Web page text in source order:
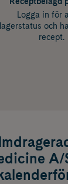
Logga in för
lagerstatus och
recept.
A/